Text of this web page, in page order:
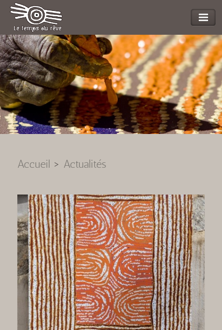
L'ART DES ABORIGENES D'AUSTRALIE"cliquez ici"
Accueil > Actualités